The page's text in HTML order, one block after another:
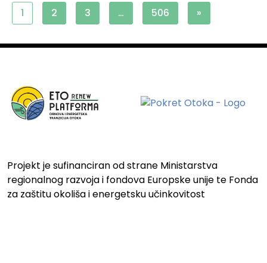
1 2 3 … 506 »
Projekt je sufinanciran od strane Ministarstva
regionalnog razvoja i fondova Europske unije te Fonda
za zaštitu okoliša i energetsku učinkovitost